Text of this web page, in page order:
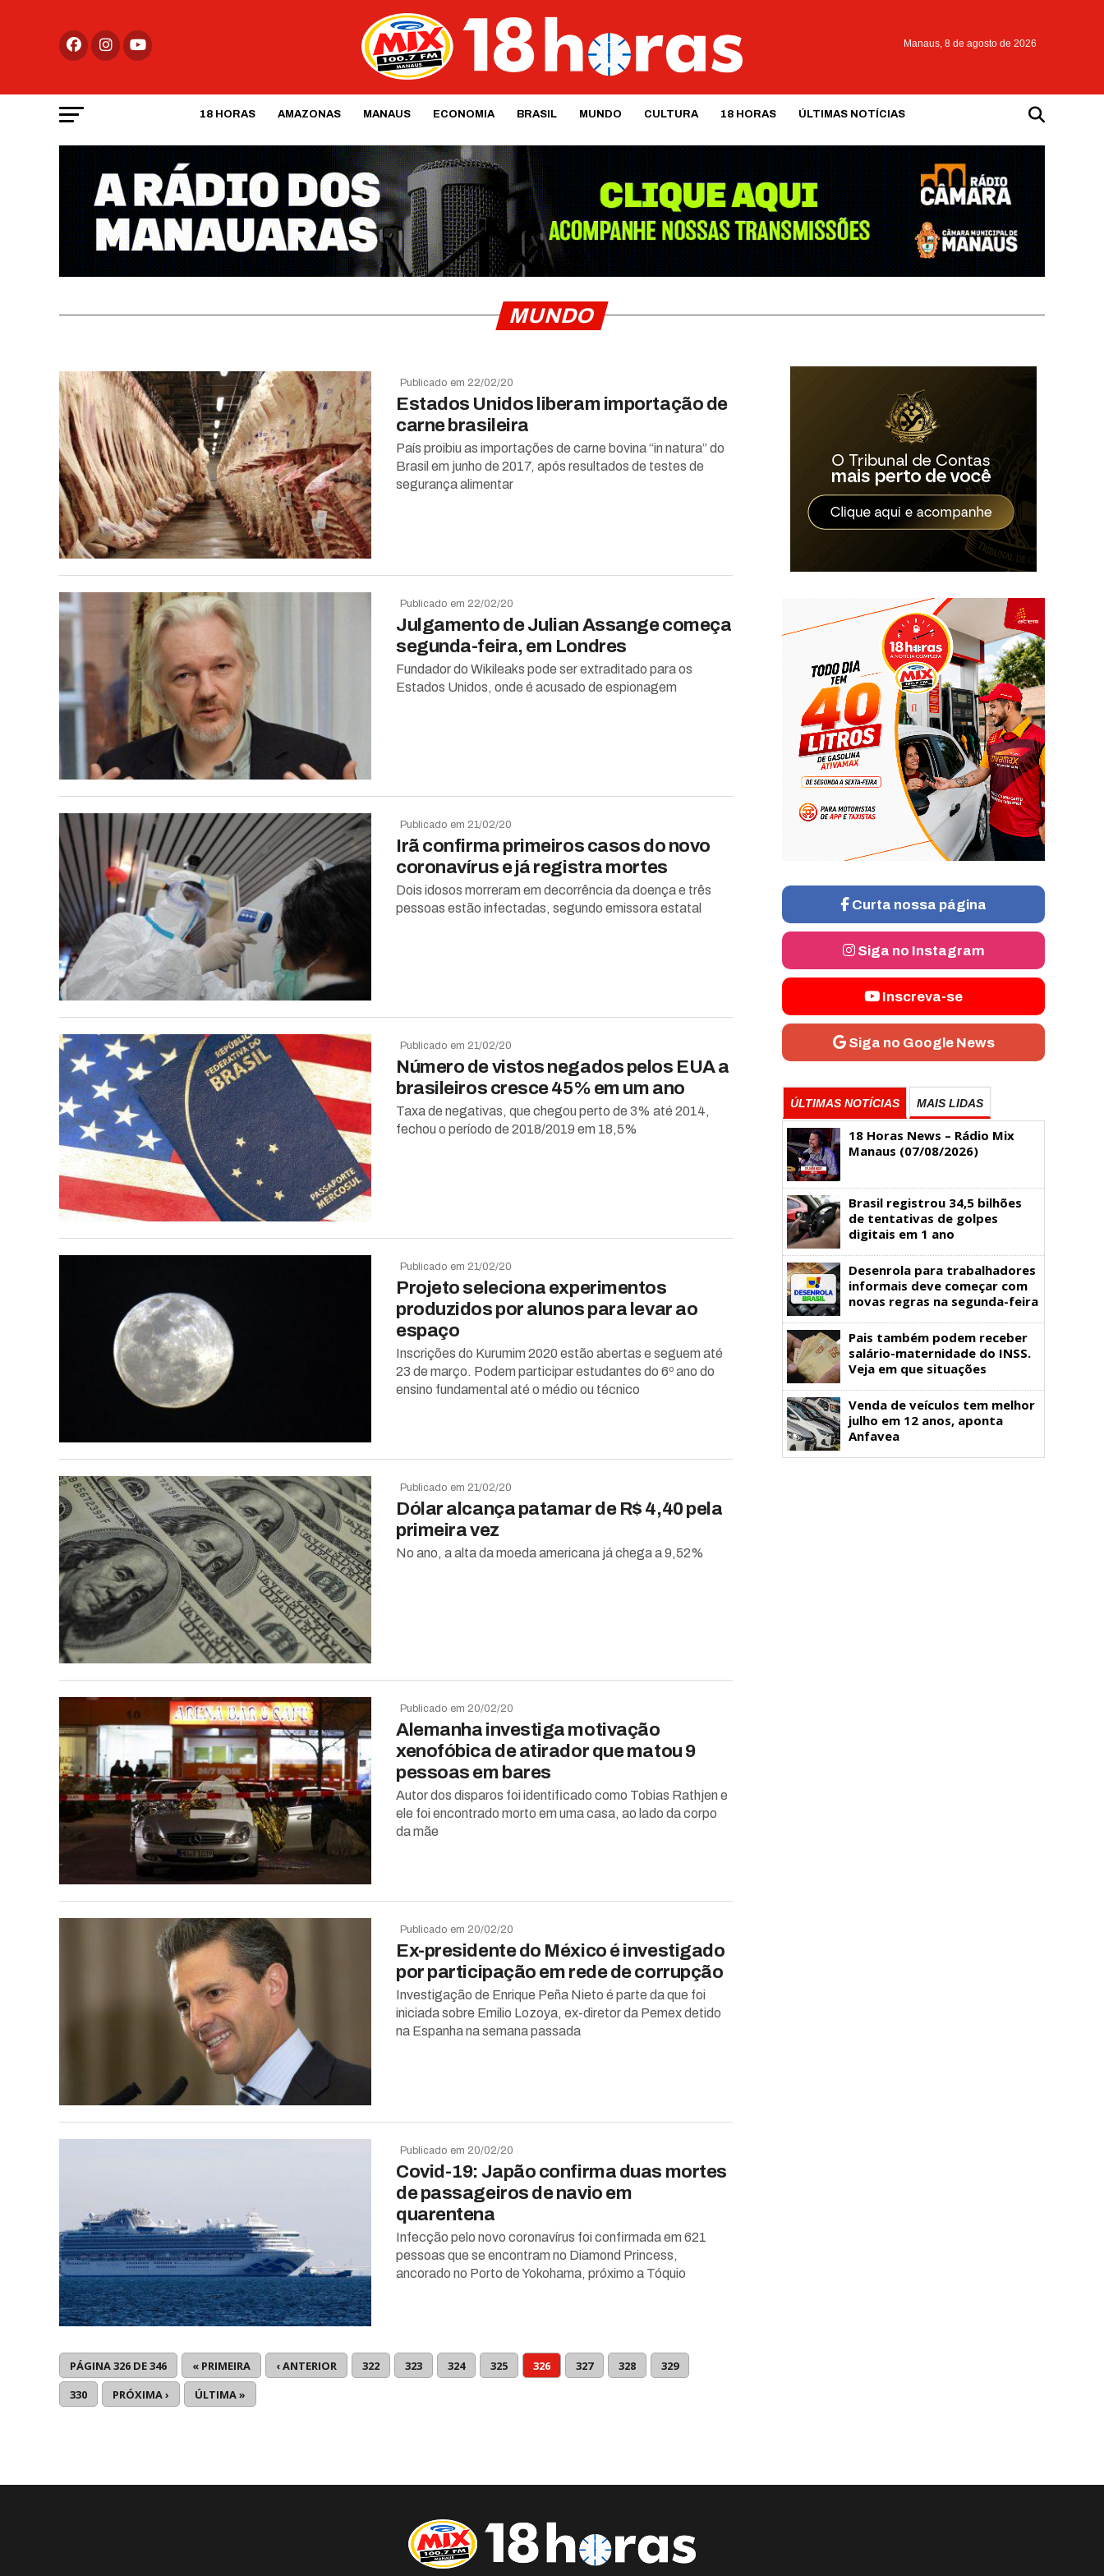
Manaus, 8 de agosto de 2026
18 HORAS AMAZONAS MANAUS ECONOMIA BRASIL MUNDO CULTURA 18 HORAS ÚLTIMAS NOTÍCIAS
MUNDO
Publicado em 22/02/20
Estados Unidos liberam importação de
carne brasileira
País proibiu as importações de carne bovina “in natura” do
Brasil em junho de 2017, após resultados de testes de
segurança alimentar
Publicado em 22/02/20
Julgamento de Julian Assange começa
segunda-feira, em Londres
Fundador do Wikileaks pode ser extraditado para os
Estados Unidos, onde é acusado de espionagem
Publicado em 21/02/20
Irã confirma primeiros casos do novo
coronavírus e já registra mortes
Dois idosos morreram em decorrência da doença e três
pessoas estão infectadas, segundo emissora estatal
Publicado em 21/02/20
Número de vistos negados pelos EUA a
brasileiros cresce 45% em um ano
Taxa de negativas, que chegou perto de 3% até 2014,
fechou o período de 2018/2019 em 18,5%
Publicado em 21/02/20
Projeto seleciona experimentos
produzidos por alunos para levar ao
espaço
Inscrições do Kurumim 2020 estão abertas e seguem até
23 de março. Podem participar estudantes do 6º ano do
ensino fundamental até o médio ou técnico
Publicado em 21/02/20
Dólar alcança patamar de R$ 4,40 pela
primeira vez
No ano, a alta da moeda americana já chega a 9,52%
Publicado em 20/02/20
Alemanha investiga motivação
xenofóbica de atirador que matou 9
pessoas em bares
Autor dos disparos foi identificado como Tobias Rathjen e
ele foi encontrado morto em uma casa, ao lado da corpo
da mãe
Publicado em 20/02/20
Ex-presidente do México é investigado
por participação em rede de corrupção
Investigação de Enrique Peña Nieto é parte da que foi
iniciada sobre Emilio Lozoya, ex-diretor da Pemex detido
na Espanha na semana passada
Publicado em 20/02/20
Covid-19: Japão confirma duas mortes
de passageiros de navio em
quarentena
Infecção pelo novo coronavírus foi confirmada em 621
pessoas que se encontram no Diamond Princess,
ancorado no Porto de Yokohama, próximo a Tóquio
PÁGINA 326 DE 346 « PRIMEIRA ‹ ANTERIOR 322 323 324 325 326 327 328
329
330
PRÓXIMA › ÚLTIMA »
Curta nossa página
Siga no Instagram
Inscreva-se
Siga no Google News
ÚLTIMAS NOTÍCIAS MAIS LIDAS
18 Horas News​​​​​​​​​​​​ – Rádio Mix
Manaus (07/08/2026)
Brasil registrou 34,5 bilhões
de tentativas de golpes
digitais em 1 ano
Desenrola para trabalhadores
informais deve começar com
novas regras na segunda-feira
Pais também podem receber
salário-maternidade do INSS.
Veja em que situações
Venda de veículos tem melhor
julho em 12 anos, aponta
Anfavea